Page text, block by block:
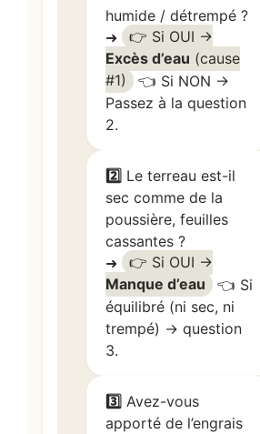
humide / détrempé ?
➜
👉 Si OUI →
Excès d’eau (cause
#1) 👈 Si NON →
Passez à la question
2.
2️⃣Le terreau est-il
sec comme de la
poussière, feuilles
cassantes ?
➜
👉 Si OUI →
Manque d’eau 👈 Si
équilibré (ni sec, ni
trempé) → question
3.
3️⃣Avez-vous
apporté de l’engrais